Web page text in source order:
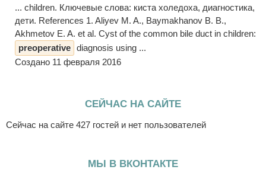
... children. Ключевые слова: киста холедоха, диагностика,
дети. References 1. Aliyev M. A., Baymakhanov B. B.,
Akhmetov E. A. et al. Cyst of the common bile duct in children:
preoperative diagnosis using ...
Создано 11 февраля 2016
СЕЙЧАС НА САЙТЕ
Сейчас на сайте 427 гостей и нет пользователей
МЫ В ВКОНТАКТЕ